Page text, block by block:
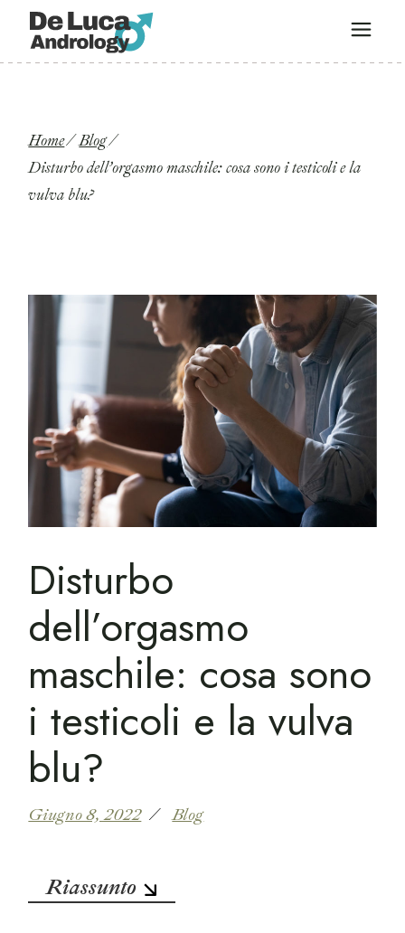
Home
Blog
Disturbo dell’orgasmo maschile: cosa sono i testicoli e la
vulva blu?
Disturbo
dell’orgasmo
maschile: cosa sono
i testicoli e la vulva
blu?
Giugno 8, 2022 Blog
Riassunto